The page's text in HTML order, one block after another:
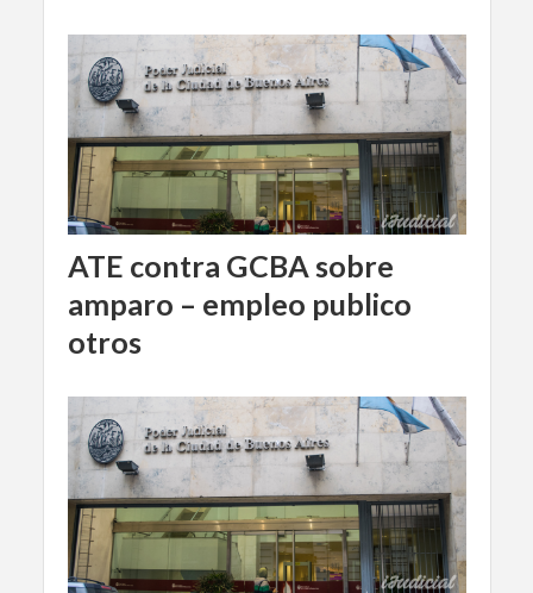
ATE contra GCBA sobre
amparo – empleo publico
otros